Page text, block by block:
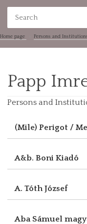
Home page Persons and
Papp
Persons and
(Mile) Perigot /
A&b. Boni Kiadó
A. Tóth József
Aba Sámuel